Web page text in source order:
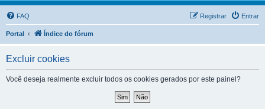
FAQ Entrar
Registrar
Portal Índice do fórum
Excluir cookies
Você deseja realmente excluir todos os cookies gerados por este painel?